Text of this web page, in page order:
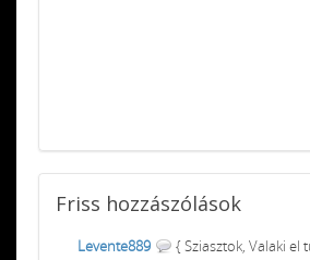
Friss hozzászólások
Levente889
{ Sziasztok, Valaki el